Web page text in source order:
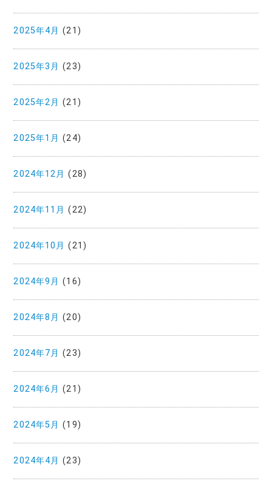
2025年4月 (21)
2025年3月 (23)
2025年2月 (21)
2025年1月 (24)
2024年12月 (28)
2024年11月 (22)
2024年10月 (21)
2024年9月 (16)
2024年8月 (20)
2024年7月 (23)
2024年6月 (21)
2024年5月 (19)
2024年4月 (23)